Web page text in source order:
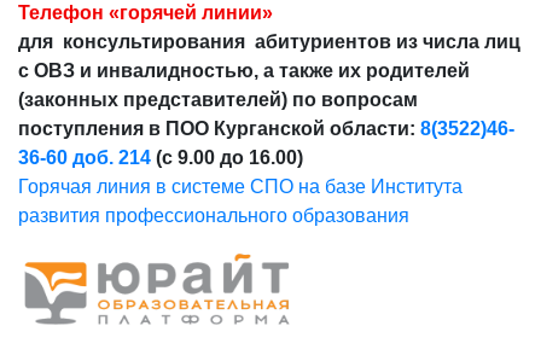
Телефон «горячей линии»
для консультирования абитуриентов из числа лиц
с ОВЗ и инвалидностью, а также их родителей
(законных представителей) по вопросам
поступления в ПОО Курганской области: 8(3522)46-
36-60 доб. 214 (с 9.00 до 16.00)
Горячая линия в системе СПО на базе Института
развития профессионального образования